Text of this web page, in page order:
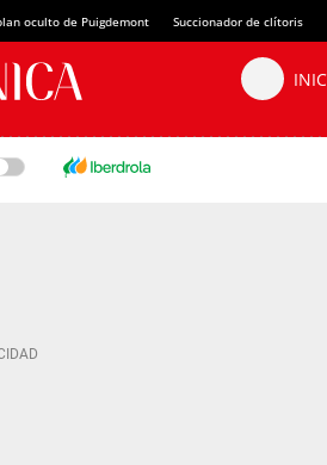
oculto de Puigdemont Succionador de clítoris